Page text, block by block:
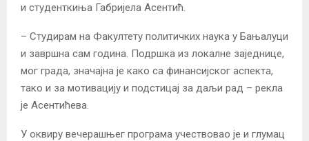
и студенткиња Габријела Асентић.
– Студирам на Факултету политичких наука у Бањалуци
и завршна сам година. Подршка из локалне заједнице,
мог града, значајна је како са финансијског аспекта,
тако и за мотивацију и подстицај за даљи рад – рекла
је Асентићева.
У оквиру вечерашњег програма учествовао је и глумац